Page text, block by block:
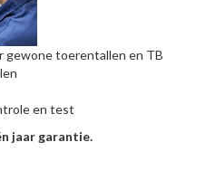
gewone toerentallen en TB
en test
jaar garantie.